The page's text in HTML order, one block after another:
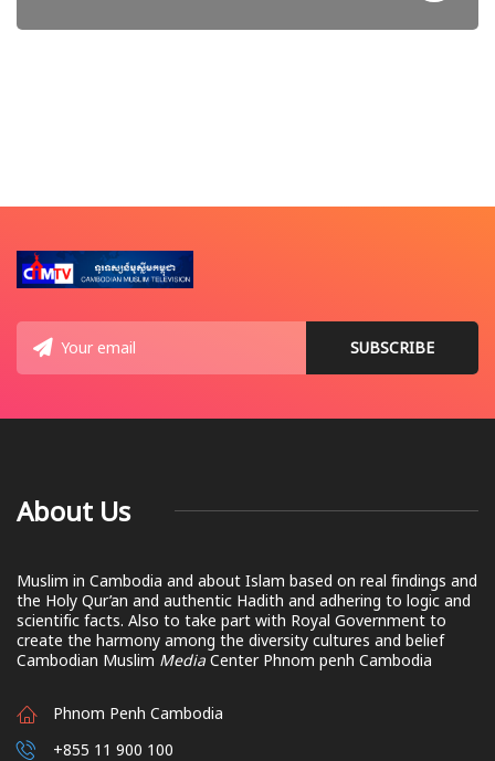
About Us
Muslim in Cambodia and about Islam based on real findings and
the Holy Qur’an and authentic Hadith and adhering to logic and
scientific facts. Also to take part with Royal Government to
create the harmony among the diversity cultures and belief
Cambodian Muslim Media Center Phnom penh Cambodia
Phnom Penh Cambodia
+855 11 900 100